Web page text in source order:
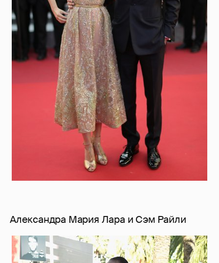
Александра Мария Лара и Сэм Райли